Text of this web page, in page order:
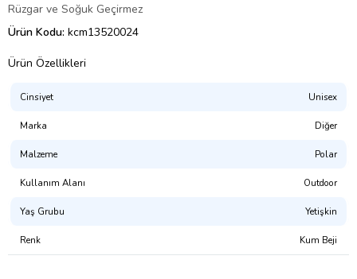
Rüzgar ve Soğuk Geçirmez
Ürün Kodu: kcm13520024
Ürün Özellikleri
Cinsiyet Unisex
Marka Diğer
Malzeme Polar
Kullanım Alanı Outdoor
Yaş Grubu Yetişkin
Renk Kum Beji